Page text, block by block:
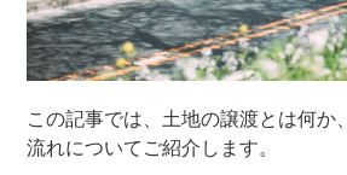
この記事では、土地の譲渡とは何か
流れについてご紹介します。